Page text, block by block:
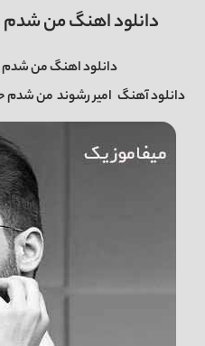
دانلود اهنگ من
دانلود اهنگ من
دانلود آهنگ امیر رشوند من شدم